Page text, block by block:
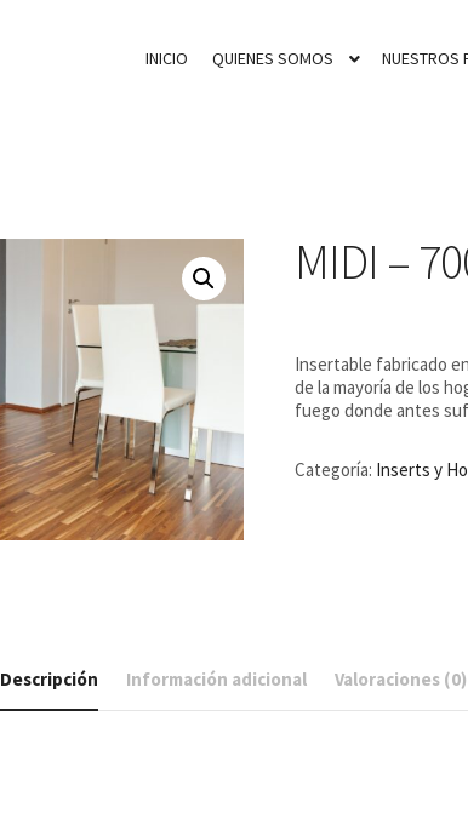
INICIO QUIENES SOMOS NUESTROS
MIDI –
Insertable fabricado
de la mayoría de los
fuego donde antes
Categoría: Inserts y
Descripción Información adicional Valoraciones (0)